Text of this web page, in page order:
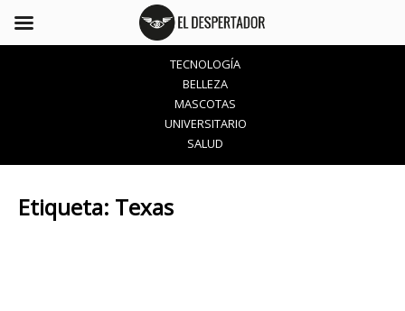
TECNOLOGÍA
BELLEZA
MASCOTAS
UNIVERSITARIO
SALUD
Etiqueta: Texas